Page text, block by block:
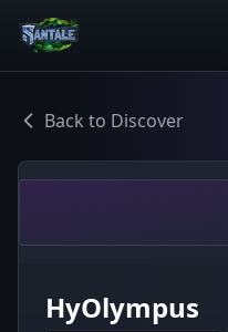
Back to Discover
HyOlympus